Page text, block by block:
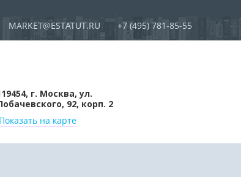
MARKET@ESTATUT.RU +7 (495) 781-85-55
г. Москва, ул.
92, корп. 2
Показать на карте